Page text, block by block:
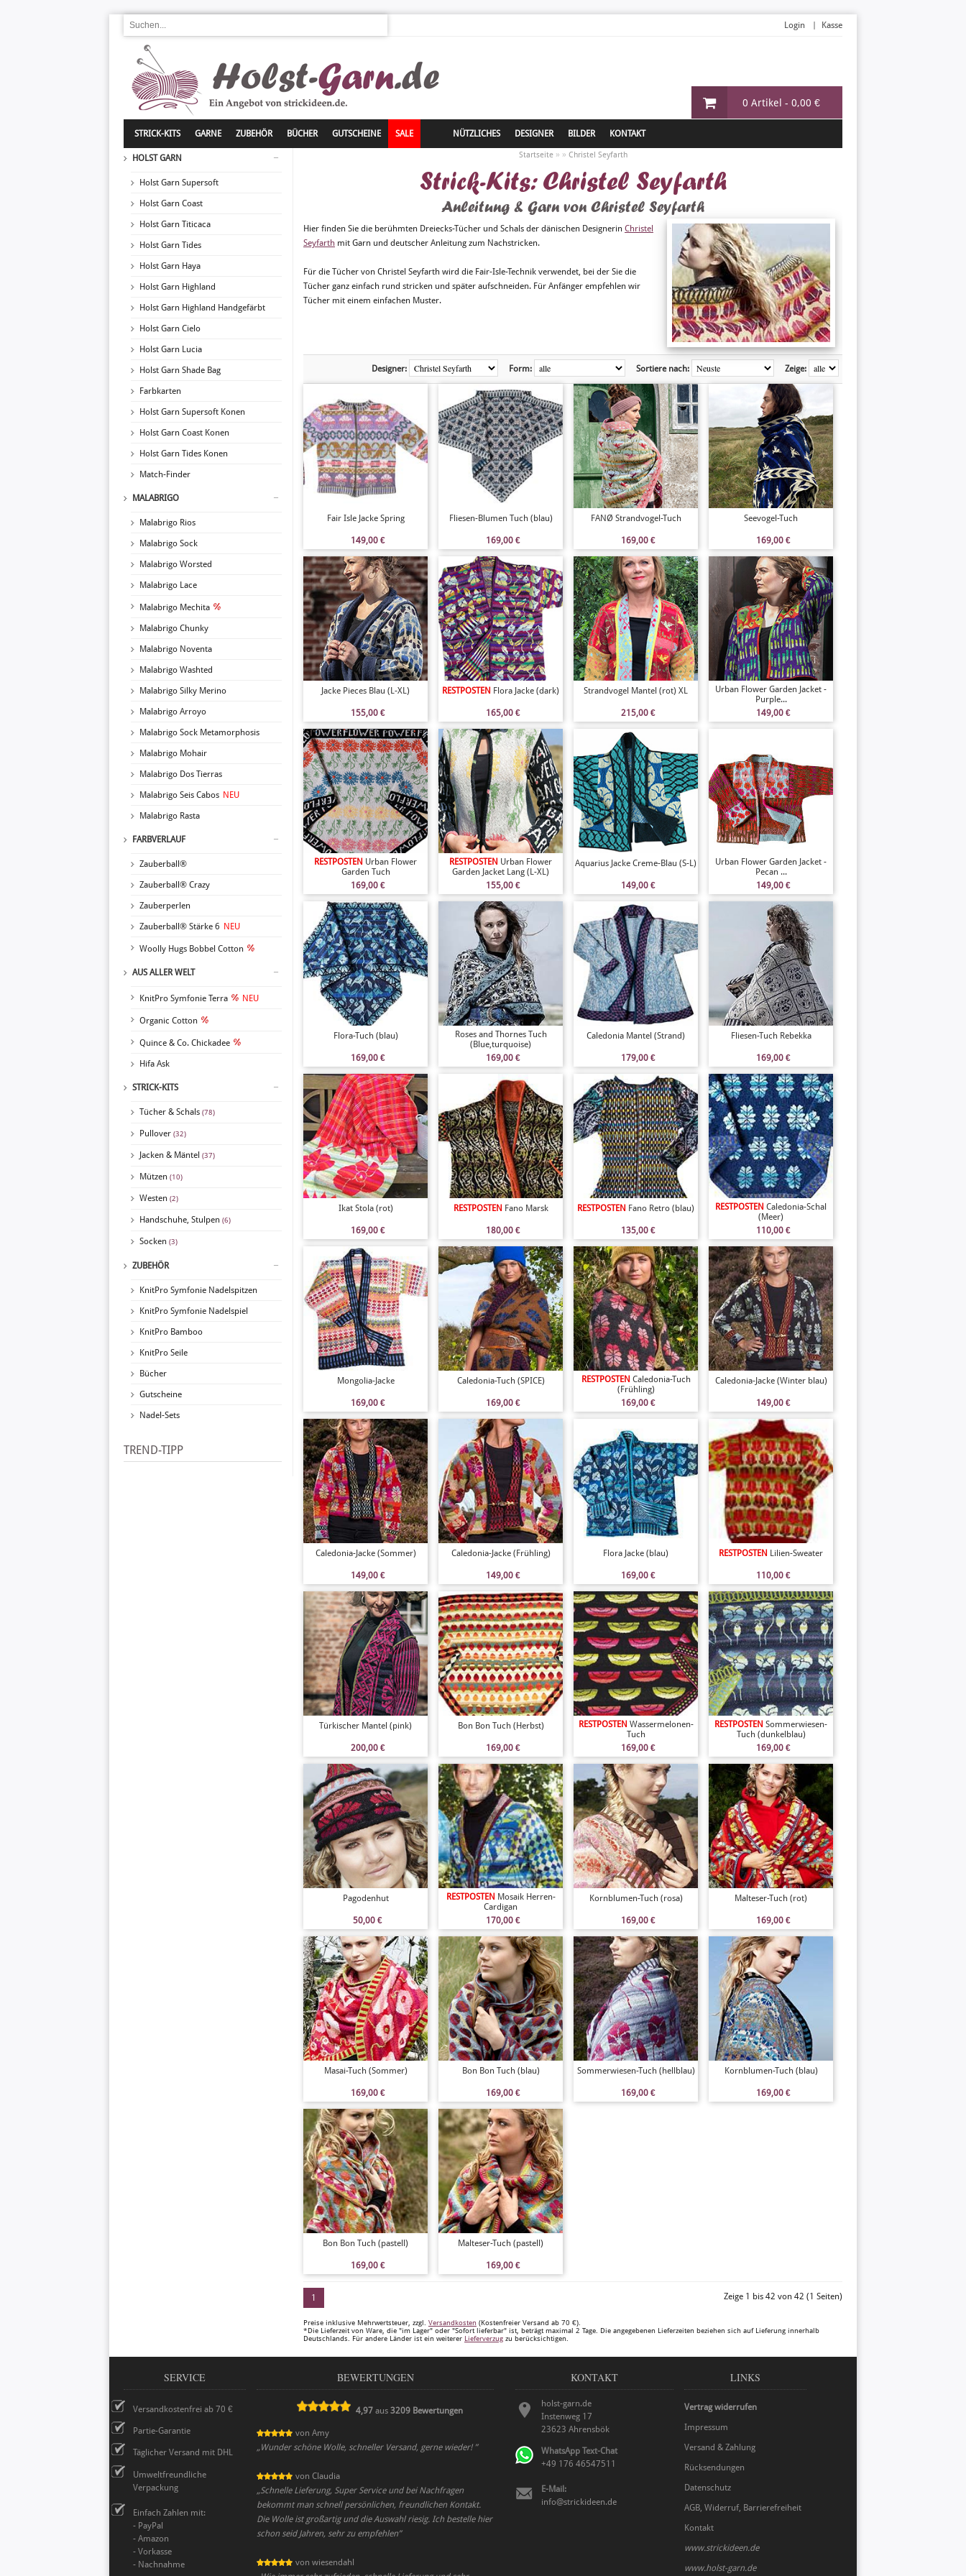
0 Artikel - 0,00 €
Login Kasse
STRICK-KITS GARNE ZUBEHÖR BÜCHER GUTSCHEINE SALE NÜTZLICHES DESIGNER BILDER KONTAKT
HOLST GARN
Holst Garn Supersoft
Holst Garn Coast
Holst Garn Titicaca
Holst Garn Tides
Holst Garn Haya
Holst Garn Highland
Holst Garn Highland Handgefärbt
Holst Garn Cielo
Holst Garn Lucia
Holst Garn Shade Bag
Farbkarten
Holst Garn Supersoft Konen
Holst Garn Coast Konen
Holst Garn Tides Konen
Match-Finder
MALABRIGO
Malabrigo Rios
Malabrigo Sock
Malabrigo Worsted
Malabrigo Lace
Malabrigo Mechita
Malabrigo Chunky
Malabrigo Noventa
Malabrigo Washted
Malabrigo Silky Merino
Malabrigo Arroyo
Malabrigo Sock Metamorphosis
Malabrigo Mohair
Malabrigo Dos Tierras
Malabrigo Seis Cabos NEU
Malabrigo Rasta
FARBVERLAUF
Zauberball®
Zauberball® Crazy
Zauberperlen
Zauberball® Stärke 6 NEU
Woolly Hugs Bobbel Cotton
AUS ALLER WELT
KnitPro Symfonie Terra NEU
Organic Cotton
Quince & Co. Chickadee
Hifa Ask
STRICK-KITS
Tücher & Schals (78)
Pullover (32)
Jacken & Mäntel (37)
Mützen (10)
Westen (2)
Handschuhe, Stulpen (6)
Socken (3)
ZUBEHÖR
KnitPro Symfonie Nadelspitzen
KnitPro Symfonie Nadelspiel
KnitPro Bamboo
KnitPro Seile
Bücher
Gutscheine
Nadel-Sets
TREND-TIPP
Startseite» » Christel Seyfarth
Strick-Kits: Christel Seyfarth
Anleitung & Garn von Christel Seyfarth
Hier finden Sie die berühmten Dreiecks-Tücher und Schals der dänischen Designerin Christel
Seyfarth mit Garn und deutscher Anleitung zum Nachstricken.
Für die Tücher von Christel Seyfarth wird die Fair-Isle-Technik verwendet, bei der Sie die
Tücher ganz einfach rund stricken und später aufschneiden. Für Anfänger empfehlen wir
Tücher mit einem einfachen Muster.
Zeige:
Sortiere nach:
Form:
Designer:
Fair Isle Jacke Spring
149,00 €
Fliesen-Blumen Tuch (blau)
169,00 €
FANØ Strandvogel-Tuch
169,00 €
Seevogel-Tuch
169,00 €
Jacke Pieces Blau (L-XL)
155,00 €
RESTPOSTEN Flora Jacke (dark)
165,00 €
Strandvogel Mantel (rot) XL
215,00 €
Urban Flower Garden Jacket -
Purple...
149,00 €
RESTPOSTEN Urban Flower
Garden Tuch
169,00 €
RESTPOSTEN Urban Flower
Garden Jacket Lang (L-XL)
155,00 €
Aquarius Jacke Creme-Blau (S-L)
149,00 €
Urban Flower Garden Jacket -
Pecan ...
149,00 €
Flora-Tuch (blau)
169,00 €
Roses and Thornes Tuch
(Blue,turquoise)
169,00 €
Caledonia Mantel (Strand)
179,00 €
Fliesen-Tuch Rebekka
169,00 €
Ikat Stola (rot)
169,00 €
RESTPOSTEN Fano Marsk
180,00 €
RESTPOSTEN Fano Retro (blau)
135,00 €
RESTPOSTEN Caledonia-Schal
(Meer)
110,00 €
Mongolia-Jacke
169,00 €
Caledonia-Tuch (SPICE)
169,00 €
RESTPOSTEN Caledonia-Tuch
(Frühling)
169,00 €
Caledonia-Jacke (Winter blau)
149,00 €
Caledonia-Jacke (Sommer)
149,00 €
Caledonia-Jacke (Frühling)
149,00 €
Flora Jacke (blau)
169,00 €
RESTPOSTEN Lilien-Sweater
110,00 €
Türkischer Mantel (pink)
200,00 €
Bon Bon Tuch (Herbst)
169,00 €
RESTPOSTEN Wassermelonen-
Tuch
169,00 €
RESTPOSTEN Sommerwiesen-
Tuch (dunkelblau)
169,00 €
Pagodenhut
50,00 €
RESTPOSTEN Mosaik Herren-
Cardigan
170,00 €
Kornblumen-Tuch (rosa)
169,00 €
Malteser-Tuch (rot)
169,00 €
Masai-Tuch (Sommer)
169,00 €
Bon Bon Tuch (blau)
169,00 €
Sommerwiesen-Tuch (hellblau)
169,00 €
Kornblumen-Tuch (blau)
169,00 €
Bon Bon Tuch (pastell)
169,00 €
Malteser-Tuch (pastell)
169,00 €
1 Zeige 1 bis 42 von 42 (1 Seiten)
Preise inklusive Mehrwertsteuer, zzgl. Versandkosten (Kostenfreier Versand ab 70 €).
*Die Lieferzeit von Ware, die "im Lager" oder "Sofort lieferbar" ist, beträgt maximal 2 Tage. Die angegebenen Lieferzeiten beziehen sich auf Lieferung innerhalb
Deutschlands. Für andere Länder ist ein weiterer Lieferverzug zu berücksichtigen.
SERVICE
Versandkostenfrei ab 70 €
Partie-Garantie
Täglicher Versand mit DHL
Umweltfreundliche
Verpackung
Einfach Zahlen mit:
- PayPal
- Amazon
- Vorkasse
- Nachnahme
BEWERTUNGEN
4,97 aus3209 Bewertungen
von Amy
„Wunder schöne Wolle, schneller Versand, gerne wieder! ”
von Claudia
„Schnelle Lieferung, Super Service und bei Nachfragen
bekommt man schnell persönlichen, freundlichen Kontakt.
Die Wolle ist großartig und die Auswahl riesig. Ich bestelle hier
schon seid Jahren, sehr zu empfehlen”
von wiesendahl
KONTAKT
holst-garn.de
Instenweg 17
23623 Ahrensbök
WhatsApp Text-Chat
+49 176 46547511
E-Mail:
info@strickideen.de
LINKS
Vertrag widerrufen
Impressum
Versand & Zahlung
Rücksendungen
Datenschutz
AGB, Widerruf, Barrierefreiheit
Kontakt
www.strickideen.de
www.holst-garn.de